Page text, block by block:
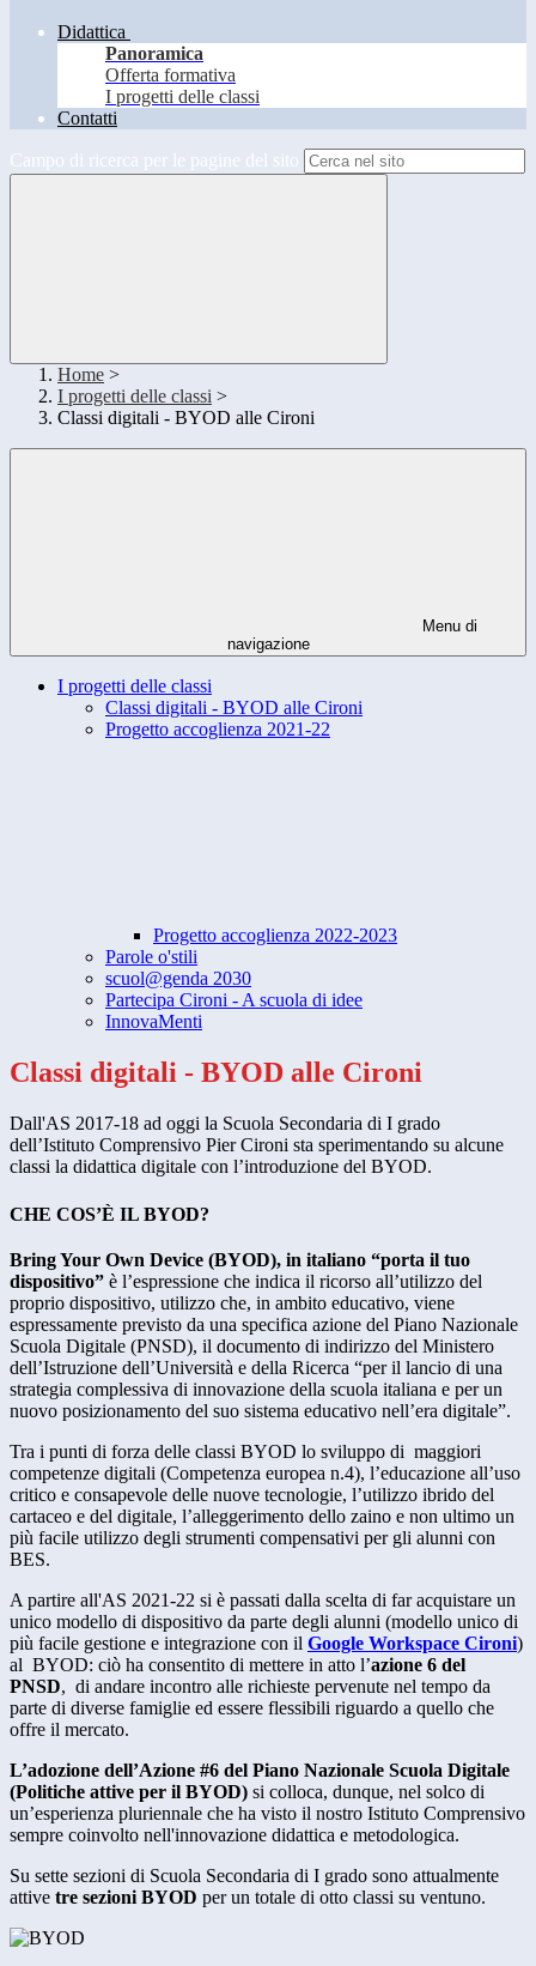
Didattica
Panoramica
Offerta formativa
I progetti delle classi
Contatti
Campo di ricerca per le pagine del sito
Home >
I progetti delle classi >
Classi digitali - BYOD alle Cironi
Menu di
navigazione
I progetti delle classi
Classi digitali - BYOD alle Cironi
Progetto accoglienza 2021-22
Progetto accoglienza 2022-2023
Parole o'stili
scuol@genda 2030
Partecipa Cironi - A scuola di idee
InnovaMenti
Classi digitali - BYOD alle Cironi
Dall'AS 2017-18 ad oggi la Scuola Secondaria di I grado
dell’Istituto Comprensivo Pier Cironi sta sperimentando su alcune
classi la didattica digitale con l’introduzione del BYOD.
CHE COS’È IL BYOD?
Bring Your Own Device (BYOD), in italiano “porta il tuo
dispositivo” è l’espressione che indica il ricorso all’utilizzo del
proprio dispositivo, utilizzo che, in ambito educativo, viene
espressamente previsto da una specifica azione del Piano Nazionale
Scuola Digitale (PNSD), il documento di indirizzo del Ministero
dell’Istruzione dell’Università e della Ricerca “per il lancio di una
strategia complessiva di innovazione della scuola italiana e per un
nuovo posizionamento del suo sistema educativo nell’era digitale”.
Tra i punti di forza delle classi BYOD lo sviluppo di maggiori
competenze digitali (Competenza europea n.4), l’educazione all’uso
critico e consapevole delle nuove tecnologie, l’utilizzo ibrido del
cartaceo e del digitale, l’alleggerimento dello zaino e non ultimo un
più facile utilizzo degli strumenti compensativi per gli alunni con
BES.
A partire all'AS 2021-22 si è passati dalla scelta di far acquistare un
unico modello di dispositivo da parte degli alunni (modello unico di
più facile gestione e integrazione con il Google Workspace Cironi)
al BYOD: ciò ha consentito di mettere in atto l’azione 6 del
PNSD, di andare incontro alle richieste pervenute nel tempo da
parte di diverse famiglie ed essere flessibili riguardo a quello che
offre il mercato.
L’adozione dell’Azione #6 del Piano Nazionale Scuola Digitale
(Politiche attive per il BYOD) si colloca, dunque, nel solco di
un’esperienza pluriennale che ha visto il nostro Istituto Comprensivo
sempre coinvolto nell'innovazione didattica e metodologica.
Su sette sezioni di Scuola Secondaria di I grado sono attualmente
attive tre sezioni BYOD per un totale di otto classi su ventuno.